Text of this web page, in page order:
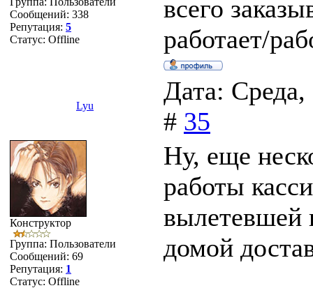
Сообщений: 338
Репутация: 5
Статус: Offline
всего
работает/
Lyu
Дата:
# 35
Конструктор
Группа: Пользователи
Сообщений: 69
Репутация: 1
Статус: Offline
Ну, еще
работы
вылетевшей
домой